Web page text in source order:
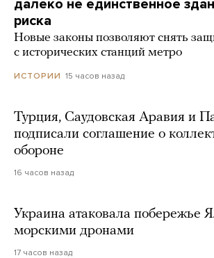
далеко не единственное
риска
Новые законы позволяют снять
с исторических станций метро
ИСТОРИИ 15 часов назад
Турция, Саудовская Аравия и
подписали соглашение о
обороне
16 часов назад
Украина атаковала побережье
морскими дронами
17 часов назад